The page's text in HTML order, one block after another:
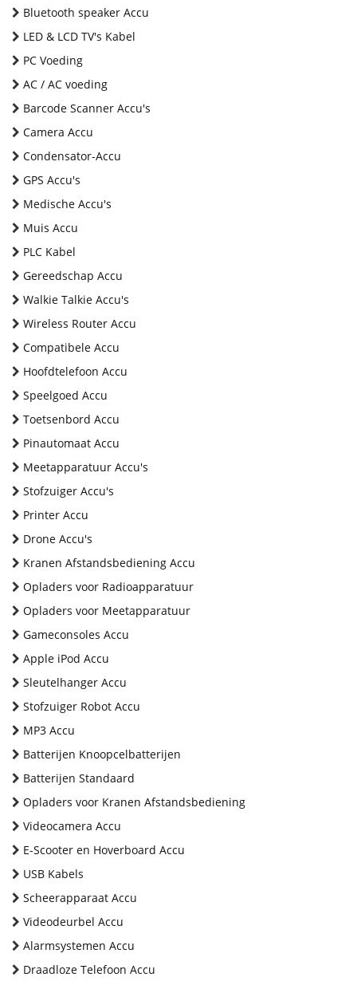
Bluetooth speaker Accu
LED & LCD TV's Kabel
PC Voeding
AC / AC voeding
Barcode Scanner Accu's
Camera Accu
Condensator-Accu
GPS Accu's
Medische Accu's
Muis Accu
PLC Kabel
Gereedschap Accu
Walkie Talkie Accu's
Wireless Router Accu
Compatibele Accu
Hoofdtelefoon Accu
Speelgoed Accu
Toetsenbord Accu
Pinautomaat Accu
Meetapparatuur Accu's
Stofzuiger Accu's
Printer Accu
Drone Accu's
Kranen Afstandsbediening Accu
Opladers voor Radioapparatuur
Opladers voor Meetapparatuur
Gameconsoles Accu
Apple iPod Accu
Sleutelhanger Accu
Stofzuiger Robot Accu
MP3 Accu
Batterijen Knoopcelbatterijen
Batterijen Standaard
Opladers voor Kranen Afstandsbediening
Videocamera Accu
E-Scooter en Hoverboard Accu
USB Kabels
Scheerapparaat Accu
Videodeurbel Accu
Alarmsystemen Accu
Draadloze Telefoon Accu